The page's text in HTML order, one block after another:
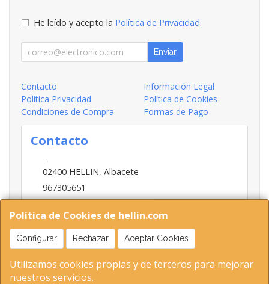
Política de Cookies de hellin.com
Configurar Rechazar Aceptar Cookies
Utilizamos cookies propias y de terceros para mejorar
nuestros servicios.
He leído y acepto la Política de Privacidad.
Enviar
Contacto
Información Legal
Política Privacidad
Política de Cookies
Condiciones de Compra
Formas de Pago
Contacto
-
02400 HELLIN, Albacete
967305651
INFO@HELLIN.COM
Horario
09:00-13:30; 16:30-20:30